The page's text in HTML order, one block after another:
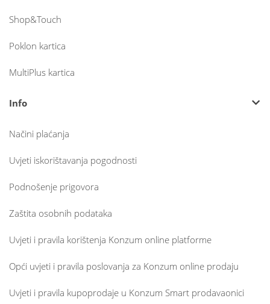
Shop&Touch
Poklon kartica
MultiPlus kartica
Info
Načini plaćanja
Uvjeti iskorištavanja pogodnosti
Podnošenje prigovora
Zaštita osobnih podataka
Uvjeti i pravila korištenja Konzum online platforme
Opći uvjeti i pravila poslovanja za Konzum online prodaju
Uvjeti i pravila kupoprodaje u Konzum Smart prodavaonici